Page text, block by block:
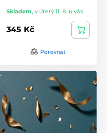
Skladem, v úterý 11. 8. u vás
345 Kč
Porovnat